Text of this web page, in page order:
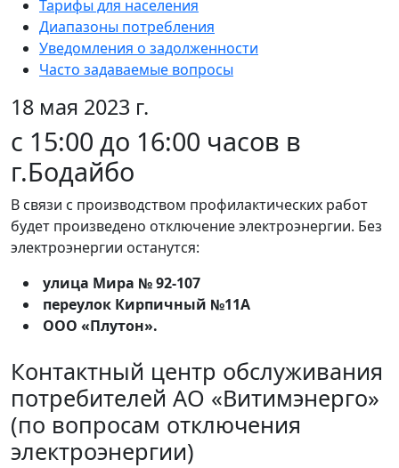
Тарифы для населения
Диапазоны потребления
Уведомления о задолженности
Часто задаваемые вопросы
18 мая 2023 г.
с 15:00 до 16:00 часов в
г.Бодайбо
В связи с производством профилактических работ
будет произведено отключение электроэнергии. Без
электроэнергии останутся:
улица Мира № 92-107
переулок Кирпичный №11А
ООО «Плутон».
Контактный центр обслуживания
потребителей АО «Витимэнерго»
(по вопросам отключения
электроэнергии)